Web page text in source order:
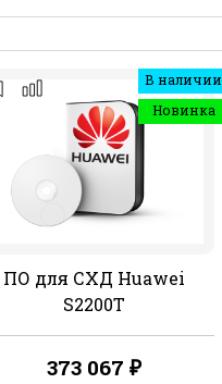
В наличии
Новинка
ПО для СХД Huawei
S2200T
373 067₽